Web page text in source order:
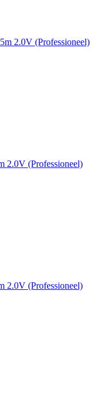
2.0V (Professioneel)
2.0V (Professioneel)
2.0V (Professioneel)